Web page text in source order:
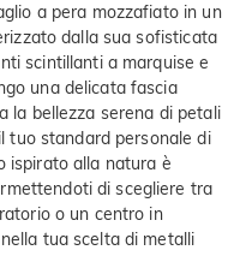
a pera mozzafiato in un
dalla sua sofisticata
scintillanti a marquise e
una delicata fascia
la bellezza serena di petali
tuo standard personale di
ispirato alla natura è
di scegliere tra
o un centro in
tua scelta di metalli